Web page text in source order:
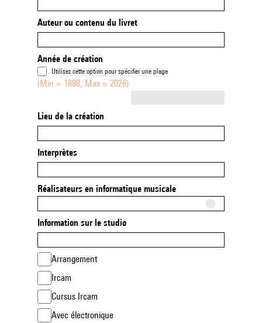
Auteur ou contenu du livret
Année de création
Utilisez cette option pour spécifier une plage
(Min = 1888, Max = 2026)
Lieu de la création
Interprètes
Réalisateurs en informatique musicale
Information sur le studio
Arrangement
Ircam
Cursus Ircam
Avec électronique